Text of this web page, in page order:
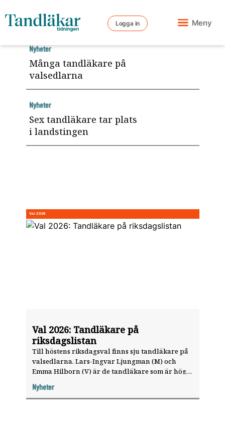
Logga in Meny
Val 2026: Tandläkare på
riksdagslistan
Till höstens riksdagsval finns sju tandläkare på
valsedlarna. Lars-Ingvar Ljungman (M) och
Emma Hilborn (V) är de tandläkare som är högst
Nyheter
Många tandläkare på
valsedlarna
Nyheter
Sex tandläkare tar plats
i landstingen
Nyheter